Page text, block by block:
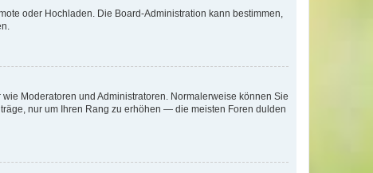
oder Hochladen. Die Board-Administration kann bestimmen,
Moderatoren und Administratoren. Normalerweise können Sie
nur um Ihren Rang zu erhöhen — die meisten Foren dulden